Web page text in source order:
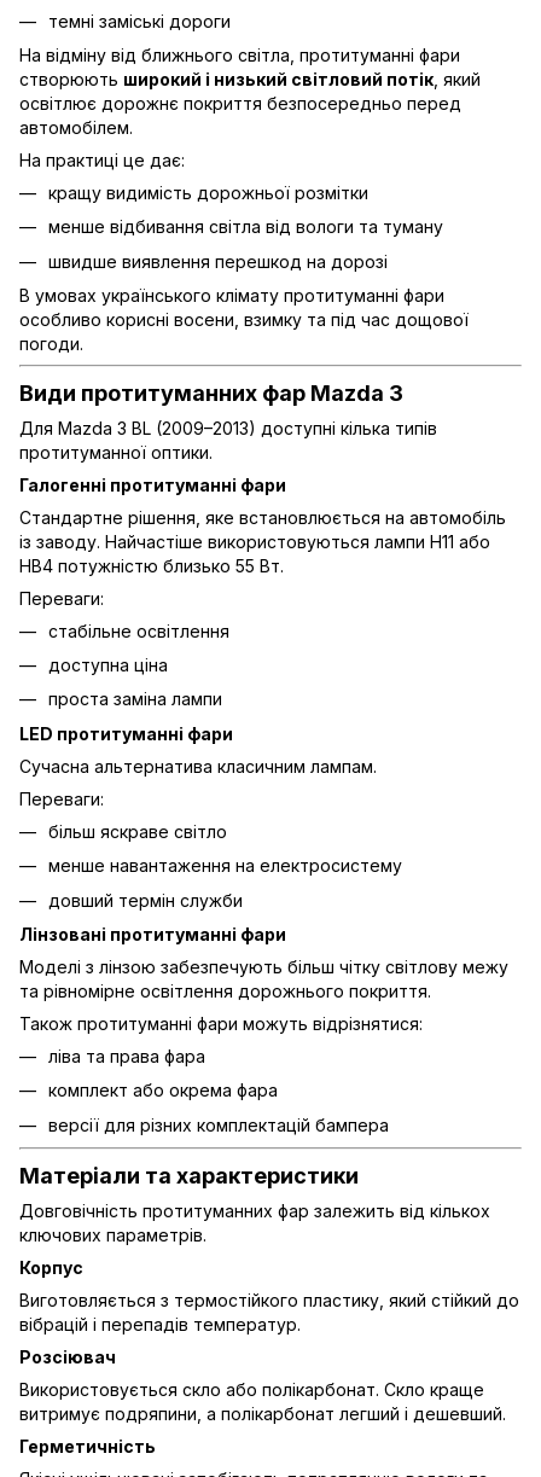
темні заміські дороги
На відміну від ближнього світла, протитуманні фари
створюють широкий і низький світловий потік , який
освітлює дорожнє покриття безпосередньо перед
автомобілем.
На практиці це дає:
кращу видимість дорожньої розмітки
менше відбивання світла від вологи та туману
швидше виявлення перешкод на дорозі
В умовах українського клімату протитуманні фари
особливо корисні восени, взимку та під час дощової
погоди.
Види протитуманних фар Mazda 3
Для Mazda 3 BL (2009–2013) доступні кілька типів
протитуманної оптики.
Галогенні протитуманні фари
Стандартне рішення, яке встановлюється на автомобіль
із заводу. Найчастіше використовуються лампи H11 або
HB4 потужністю близько 55 Вт.
Переваги:
стабільне освітлення
доступна ціна
проста заміна лампи
LED протитуманні фари
Сучасна альтернатива класичним лампам.
Переваги:
більш яскраве світло
менше навантаження на електросистему
довший термін служби
Лінзовані протитуманні фари
Моделі з лінзою забезпечують більш чітку світлову межу
та рівномірне освітлення дорожнього покриття.
Також протитуманні фари можуть відрізнятися:
ліва та права фара
комплект або окрема фара
версії для різних комплектацій бампера
Матеріали та характеристики
Довговічність протитуманних фар залежить від кількох
ключових параметрів.
Корпус
Виготовляється з термостійкого пластику, який стійкий до
вібрацій і перепадів температур.
Розсіювач
Використовується скло або полікарбонат. Скло краще
витримує подряпини, а полікарбонат легший і дешевший.
Герметичність